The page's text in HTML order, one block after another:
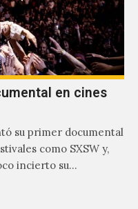
en cines
su primer documental
como SXSW y,
incierto su…